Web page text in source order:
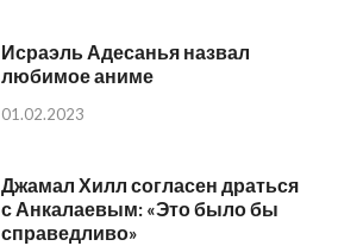
Исраэль Адесанья назвал
любимое аниме
01.02.2023
Джамал Хилл согласен драться
с Анкалаевым: «Это было бы
справедливо»